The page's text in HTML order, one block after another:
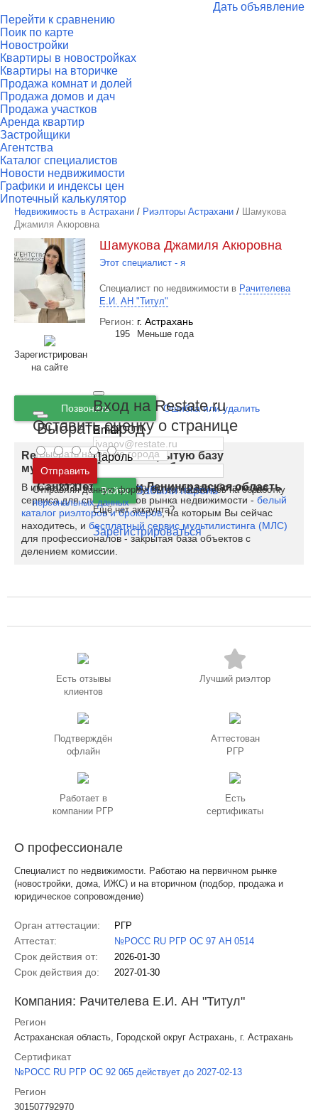
Дать объявление
Перейти к сравнению
Поик по карте
Новостройки
Квартиры в новостройках
Квартиры на вторичке
Продажа комнат и долей
Продажа домов и дач
Продажа участков
Аренда квартир
Застройщики
Агентства
Каталог специалистов
Новости недвижимости
Графики и индексы цен
Ипотечный калькулятор
Выбрать город
Москва и
Московская область
Санкт-Петербург иЛенинградская область
Вход на Restate.ru
Email
Пароль
Войти Забыли пароль
Ещё нет аккаунта?
Зарегистрироваться
Недвижимость в Астрахани / Риэлторы Астрахани / Шамукова
Джамиля Акюровна
Зарегистрирован
на сайте
Шамукова Джамиля Акюровна
Этот специалист - я
Специалист по недвижимости в Рачителева
Е.И. АН "Титул"
Регион: г. Астрахань
195 Меньше года
Позвонить Ошибка или удалить
Restate.ru запускает закрытую базу
мультилистинга для риэлторов
В июне 2020 на Restate полноценно заработали два
сервиса для специалистов рынка недвижимости - белый
каталог риэлторов и брокеров, на которым Вы сейчас
находитесь, и бесплатный сервис мультилистинга (МЛС)
для профессионалов - закрытая база объектов с
делением комиссии.
Есть отзывы
клиентов
Лучший риэлтор
Подтверждён
офлайн
Аттестован
РГР
Работает в
компании РГР
Есть
сертификаты
О профессионале
Специалист по недвижимости. Работаю на первичном рынке
(новостройки, дома, ИЖС) и на вторичном (подбор, продажа и
юридическое сопровождение)
Орган аттестации: РГР
Аттестат: №РОСС RU РГР ОС 97 АН 0514
Срок действия от: 2026-01-30
Срок действия до: 2027-01-30
Компания: Рачителева Е.И. АН "Титул"
Регион
Астраханская область, Городской округ Астрахань, г. Астрахань
Сертификат
№РОСС RU РГР ОС 92 065 действует до 2027-02-13
Регион
301507792970
Оставить оценку о странице
Отправить
Отправляя данную форму, вы соглашаетесь на обработку
персональных данных